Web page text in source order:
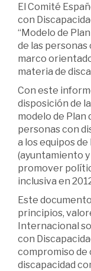
El Comité
con
“Modelo de
de las personas
marco
materia de
Con este
disposición de
modelo de Plan
personas con
a los equipos
(ayuntamiento
promover
inclusiva en
Este
principios,
Internacional
con
compromiso de
discapacidad